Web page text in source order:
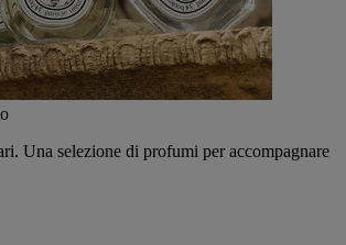
Una selezione di profumi per accompagnare